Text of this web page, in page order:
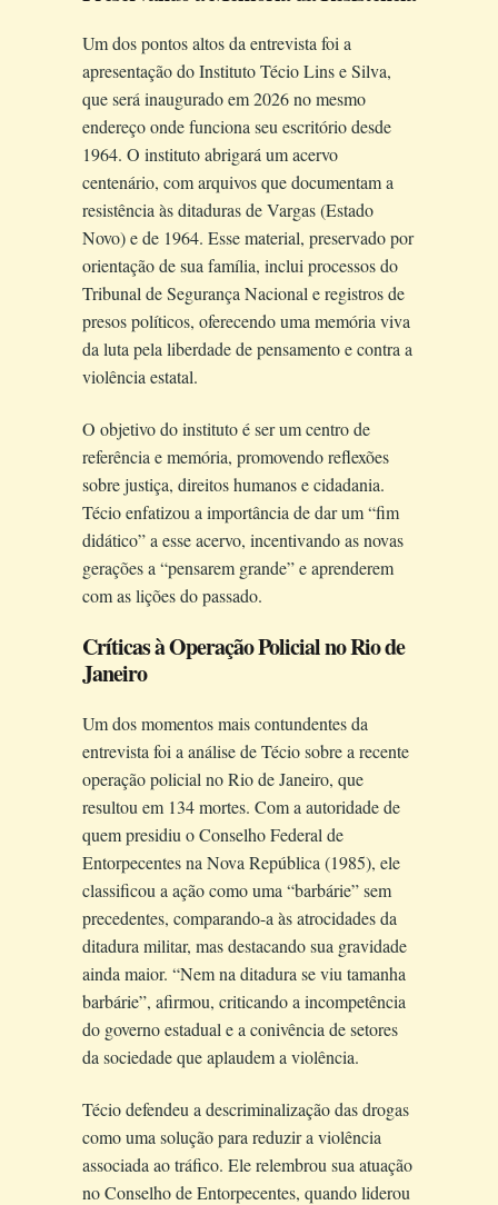
Um dos pontos altos da entrevista foi a
apresentação do Instituto Técio Lins e Silva,
que será inaugurado em 2026 no mesmo
endereço onde funciona seu escritório desde
1964. O instituto abrigará um acervo
centenário, com arquivos que documentam a
resistência às ditaduras de Vargas (Estado
Novo) e de 1964. Esse material, preservado por
orientação de sua família, inclui processos do
Tribunal de Segurança Nacional e registros de
presos políticos, oferecendo uma memória viva
da luta pela liberdade de pensamento e contra a
violência estatal.
O objetivo do instituto é ser um centro de
referência e memória, promovendo reflexões
sobre justiça, direitos humanos e cidadania.
Técio enfatizou a importância de dar um “fim
didático” a esse acervo, incentivando as novas
gerações a “pensarem grande” e aprenderem
com as lições do passado.
Críticas à Operação Policial no Rio de
Janeiro
Um dos momentos mais contundentes da
entrevista foi a análise de Técio sobre a recente
operação policial no Rio de Janeiro, que
resultou em 134 mortes. Com a autoridade de
quem presidiu o Conselho Federal de
Entorpecentes na Nova República (1985), ele
classificou a ação como uma “barbárie” sem
precedentes, comparando-a às atrocidades da
ditadura militar, mas destacando sua gravidade
ainda maior. “Nem na ditadura se viu tamanha
barbárie”, afirmou, criticando a incompetência
do governo estadual e a conivência de setores
da sociedade que aplaudem a violência.
Técio defendeu a descriminalização das drogas
como uma solução para reduzir a violência
associada ao tráfico. Ele relembrou sua atuação
no Conselho de Entorpecentes, quando liderou